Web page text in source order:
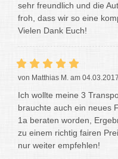
sehr freundlich und die
froh, dass wir so eine
Vielen Dank Euch!
von Matthias M. am
Ich wollte meine 3
brauchte auch ein neues
1a beraten worden,
zu einem richtig fairen
nur weiter empfehlen!